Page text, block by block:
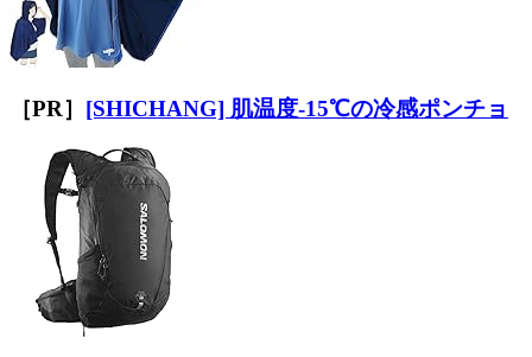
［PR］ [SHICHANG] 肌温度-15℃の冷感ポンチョ